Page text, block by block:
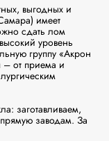
выгодных и
имеет
сдать лом
уровень
группу «Акрон
– от приема и
заготавливаем,
заводам. За